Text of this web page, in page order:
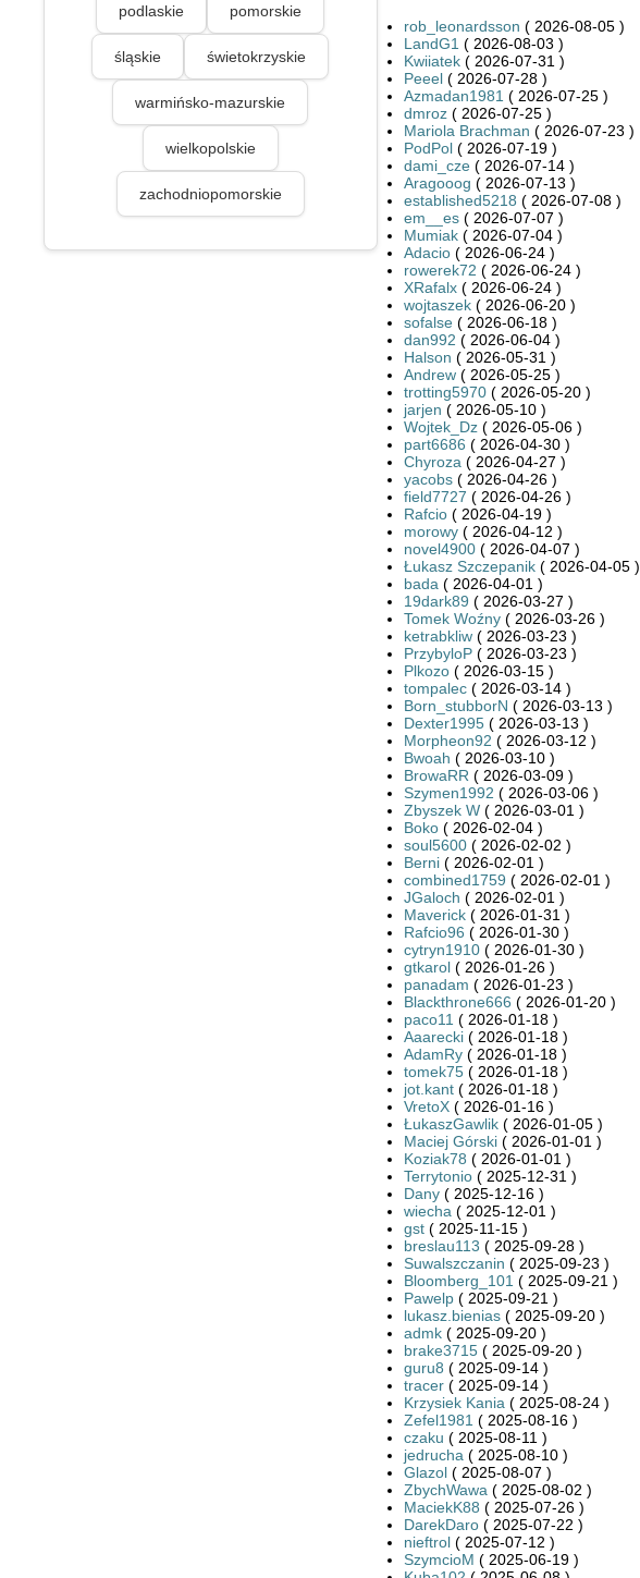
podlaskie pomorskie
śląskie świetokrzyskie
warmińsko-mazurskie
wielkopolskie
zachodniopomorskie
rob_leonardsson ( 2026-08-05 )
LandG1 ( 2026-08-03 )
Kwiiatek( 2026-07-31 )
Peeel( 2026-07-28 )
Azmadan1981 ( 2026-07-25 )
dmroz( 2026-07-25 )
Mariola Brachman ( 2026-07-23 )
PodPol( 2026-07-19 )
dami_cze( 2026-07-14 )
Aragooog ( 2026-07-13 )
established5218 ( 2026-07-08 )
em__es( 2026-07-07 )
Mumiak( 2026-07-04 )
Adacio( 2026-06-24 )
rowerek72 ( 2026-06-24 )
XRafalx( 2026-06-24 )
wojtaszek( 2026-06-20 )
sofalse( 2026-06-18 )
dan992 ( 2026-06-04 )
Halson ( 2026-05-31 )
Andrew( 2026-05-25 )
trotting5970( 2026-05-20 )
jarjen ( 2026-05-10 )
Wojtek_Dz( 2026-05-06 )
part6686 ( 2026-04-30 )
Chyroza ( 2026-04-27 )
yacobs( 2026-04-26 )
field7727 ( 2026-04-26 )
Rafcio( 2026-04-19 )
morowy( 2026-04-12 )
novel4900( 2026-04-07 )
Łukasz Szczepanik( 2026-04-05 )
bada ( 2026-04-01 )
19dark89 ( 2026-03-27 )
Tomek Woźny( 2026-03-26 )
ketrabkliw( 2026-03-23 )
PrzybyloP( 2026-03-23 )
Plkozo( 2026-03-15 )
tompalec( 2026-03-14 )
Born_stubborN ( 2026-03-13 )
Dexter1995( 2026-03-13 )
Morpheon92 ( 2026-03-12 )
Bwoah ( 2026-03-10 )
BrowaRR ( 2026-03-09 )
Szymen1992 ( 2026-03-06 )
Zbyszek W( 2026-03-01 )
Boko( 2026-02-04 )
soul5600( 2026-02-02 )
Berni( 2026-02-01 )
combined1759 ( 2026-02-01 )
JGaloch ( 2026-02-01 )
Maverick( 2026-01-31 )
Rafcio96 ( 2026-01-30 )
cytryn1910( 2026-01-30 )
gtkarol( 2026-01-26 )
panadam ( 2026-01-23 )
Blackthrone666 ( 2026-01-20 )
paco11 ( 2026-01-18 )
Aaarecki( 2026-01-18 )
AdamRy( 2026-01-18 )
tomek75( 2026-01-18 )
jot.kant( 2026-01-18 )
VretoX( 2026-01-16 )
ŁukaszGawlik( 2026-01-05 )
Maciej Górski( 2026-01-01 )
Koziak78 ( 2026-01-01 )
Terrytonio( 2025-12-31 )
Dany( 2025-12-16 )
wiecha ( 2025-12-01 )
gst( 2025-11-15 )
breslau113 ( 2025-09-28 )
Suwalszczanin ( 2025-09-23 )
Bloomberg_101 ( 2025-09-21 )
Pawelp( 2025-09-21 )
lukasz.bienias( 2025-09-20 )
admk( 2025-09-20 )
brake3715( 2025-09-20 )
guru8 ( 2025-09-14 )
tracer( 2025-09-14 )
Krzysiek Kania ( 2025-08-24 )
Zefel1981 ( 2025-08-16 )
czaku ( 2025-08-11 )
jedrucha ( 2025-08-10 )
Glazol( 2025-08-07 )
ZbychWawa ( 2025-08-02 )
MaciekK88 ( 2025-07-26 )
DarekDaro( 2025-07-22 )
nieftrol( 2025-07-12 )
SzymcioM ( 2025-06-19 )